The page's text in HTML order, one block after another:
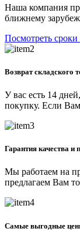
Наша компания
ближнему
Посмотреть
Возврат складского
У вас есть 14
покупку. Если
Гарантия качества и
Мы работаем на
предлагаем Вам
Самые выгодные